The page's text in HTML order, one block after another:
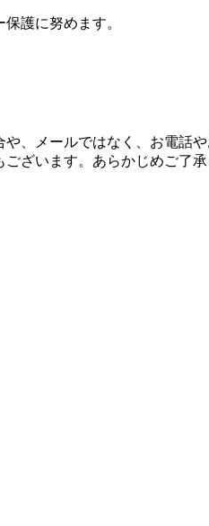
護に努めます。
、メールではなく、お電話
ざいます。あらかじめご了承